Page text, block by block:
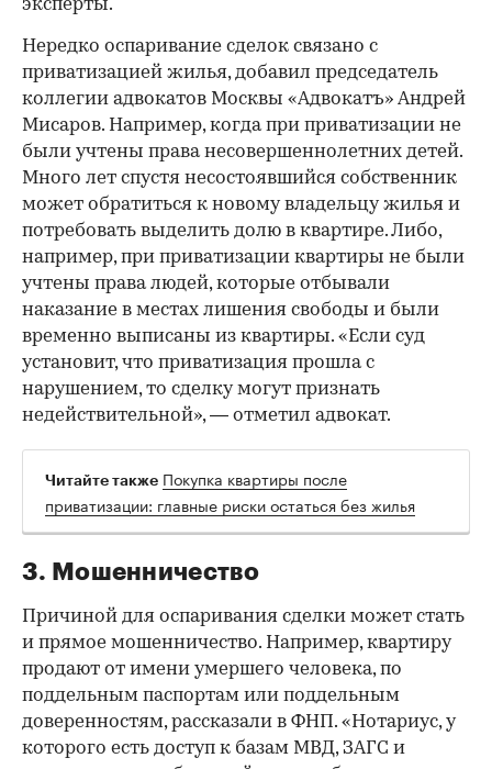
эксперты.
Нередко оспаривание сделок связано с
приватизацией жилья, добавил председатель
коллегии адвокатов Москвы «Адвокатъ» Андрей
Мисаров. Например, когда при приватизации не
были учтены права несовершеннолетних детей.
Много лет спустя несостоявшийся собственник
может обратиться к новому владельцу жилья и
потребовать выделить долю в квартире. Либо,
например, при приватизации квартиры не были
учтены права людей, которые отбывали
наказание в местах лишения свободы и были
временно выписаны из квартиры. «Если суд
установит, что приватизация прошла с
нарушением, то сделку могут признать
недействительной», — отметил адвокат.
Читайте также Покупка квартиры после
приватизации: главные риски остаться без жилья
3. Мошенничество
Причиной для оспаривания сделки может стать
и прямое мошенничество. Например, квартиру
продают от имени умершего человека, по
поддельным паспортам или поддельным
доверенностям, рассказали в ФНП. «Нотариус, у
которого есть доступ к базам МВД, ЗАГС и